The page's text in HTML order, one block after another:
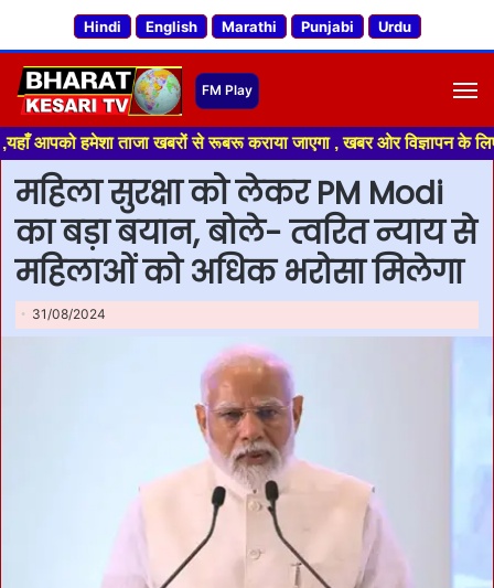
Hindi English Marathi Punjabi Urdu
ताजा खबरों से रूबरू कराया जाएगा , खबर ओर विज्ञापन के लिए
महिला सुरक्षा को लेकर PM Modi
का बड़ा बयान, बोले- त्वरित न्याय से
महिलाओं को अधिक भरोसा मिलेगा
31/08/2024